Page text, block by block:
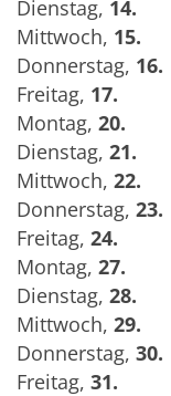
Dienstag, 14.
Mittwoch, 15.
Donnerstag, 16.
Freitag, 17.
Montag, 20.
Dienstag, 21.
Mittwoch, 22.
Donnerstag, 23.
Freitag, 24.
Montag, 27.
Dienstag, 28.
Mittwoch, 29.
Donnerstag, 30.
Freitag, 31.